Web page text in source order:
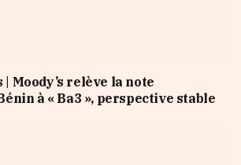
Moody’s relève la note
à « Ba3 », perspective stable